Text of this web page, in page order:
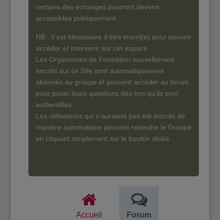
certains des échanges pourront devenir
accessibles publiquement.
NB : Il est nécessaire d’être inscrit(e) pour pouvoir
accéder et intervenir sur cet espace.
Les Organismes de Formation nouvellement
inscrits sur ce Site sont automatiquement
abonnés au groupe et peuvent accéder au forum
pour poser leurs questions dès lors qu’ils sont
authentifiés.
Les utilisateurs qui n’auraient pas été inscrits de
manière automatique peuvent rejoindre le Groupe
en cliquant simplement sur le bouton dédié.
Accueil Forum